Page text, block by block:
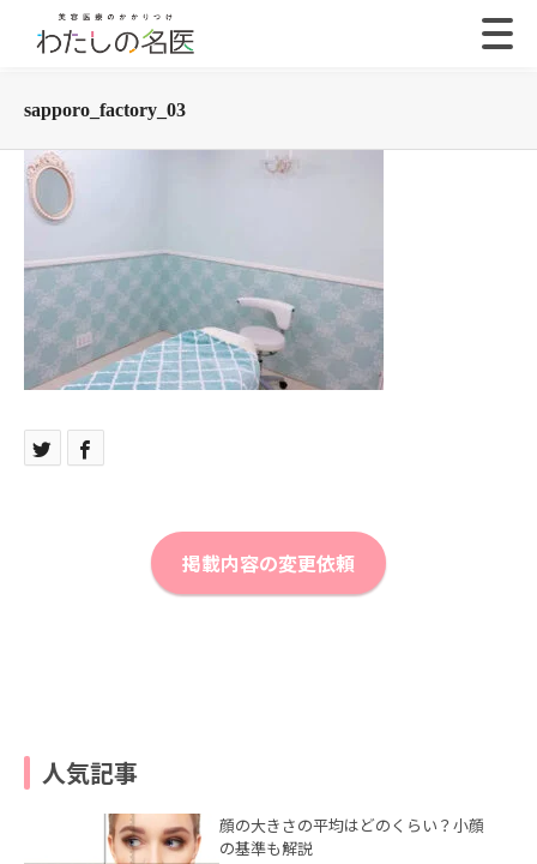
sapporo_factory_03
掲載内容の変更依頼
人気記事
顔の大きさの平均はどのくらい？小顔
の基準も解説